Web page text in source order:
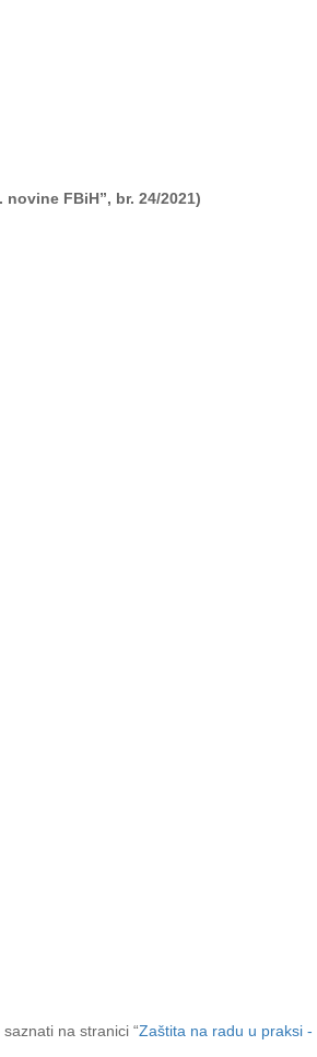
FBiH”, br. 24/2021)
na stranici “Zaštita na radu u praksi -